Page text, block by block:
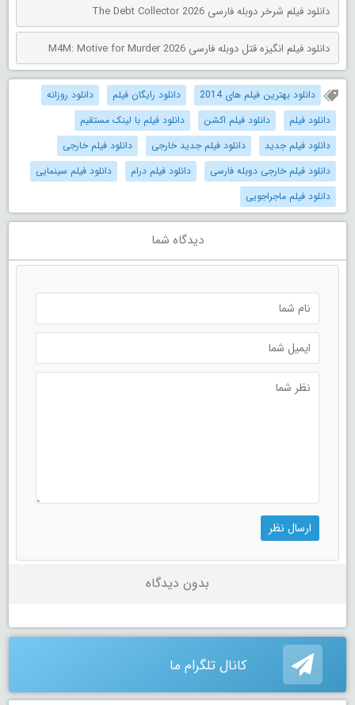
دانلود فیلم شرخر دوبله فارسی The Debt Collector 2026
دانلود فیلم انگیزه قتل دوبله فارسی M4M: Motive for Murder 2026
دانلود بهترین فیلم های 2014 دانلود رایگان فیلم
دانلود روزانه
دانلود فیلم
دانلود فیلم اکشن
دانلود فیلم با لینک مستقیم
دانلود فیلم جدید
دانلود فیلم جدید خارجی
دانلود فیلم خارجی
دانلود فیلم خارجی دوبله فارسی
دانلود فیلم درام
دانلود فیلم سینمایی
دانلود فیلم ماجراجویی
دیدگاه شما
بدون دیدگاه
کانال تلگرام ما